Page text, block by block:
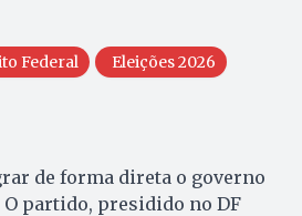
Federal
Eleições 2026
de forma direta o governo
partido, presidido no DF